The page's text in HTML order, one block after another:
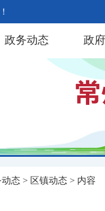
政务动态 政
态 > 区镇动态 > 内容